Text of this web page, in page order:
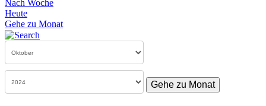
Nach Woche
Heute
Gehe zu Monat
Gehe zu Monat